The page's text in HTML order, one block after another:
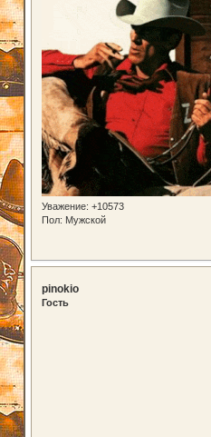
Уважение: +10573
Пол: Мужской
pinokio
Гость